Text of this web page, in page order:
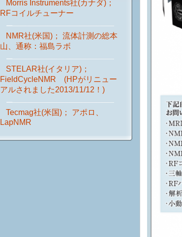
Morris Instruments社(カナダ)；
RFコイルチューナー
NMR社(米国)； 流体計測の総本
山、通称：福島ラボ
STELAR社(イタリア)；
FieldCycleNMR (HPがリニュー
アルされました2013/11/12！)
Tecmag社(米国)； アポロ、
LapNMR